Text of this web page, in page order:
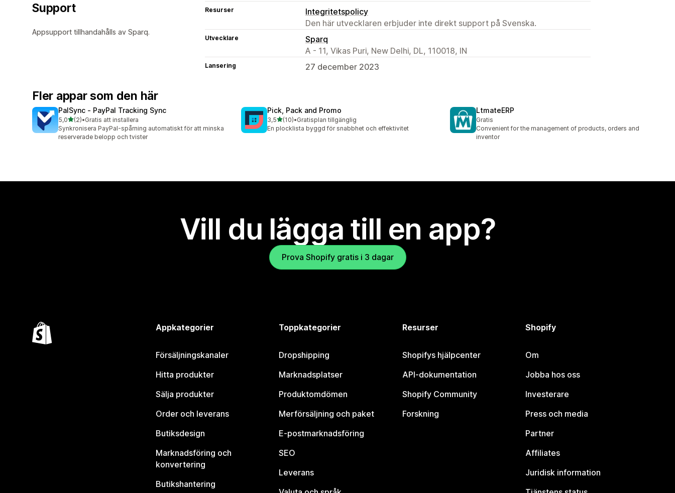
Support
Appsupport tillhandahålls av Sparq.
Resurser
Integritetspolicy
Den här utvecklaren erbjuder inte direkt support på Svenska.
Utvecklare
Sparq
A - 11, Vikas Puri, New Delhi, DL, 110018, IN
Lansering 27 december 2023
Fler appar som den här
PalSync ‑ PayPal Tracking Sync
5,0av 5 stjärnor
(2)
2 recensioner totalt
•Gratis att installera
Synkronisera PayPal-spårning automatiskt för att minska
reserverade belopp och tvister
Pick, Pack and Promo
3,5av 5 stjärnor
(10)
10 recensioner totalt
•Gratisplan tillgänglig
En plocklista byggd för snabbhet och effektivitet
LtmateERP
Gratis
Convenient for the management of products, orders and
inventor
Vill du lägga till en app?
Prova Shopify gratis i 3 dagar
Appkategorier
Försäljningskanaler
Hitta produkter
Sälja produkter
Order och leverans
Butiksdesign
Marknadsföring och
konvertering
Butikshantering
Toppkategorier
Dropshipping
Marknadsplatser
Produktomdömen
Merförsäljning och paket
E-postmarknadsföring
SEO
Leverans
Resurser
Shopifys hjälpcenter
API-dokumentation
Shopify Community
Forskning
Shopify
Om
Jobba hos oss
Investerare
Press och media
Partner
Affiliates
Juridisk information